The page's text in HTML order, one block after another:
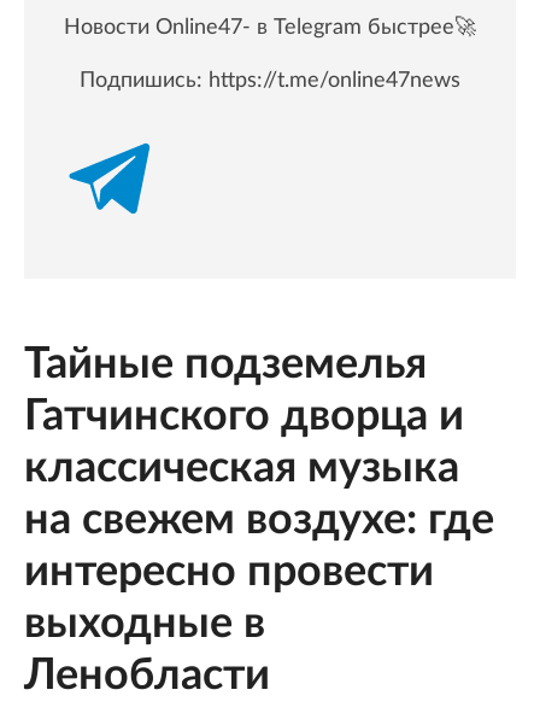
Новости Online47- в Telegram быстрее🚀
Подпишись: https://t.me/online47news
Тайные подземелья
Гатчинского дворца и
классическая музыка
на свежем воздухе: где
интересно провести
выходные в
Ленобласти